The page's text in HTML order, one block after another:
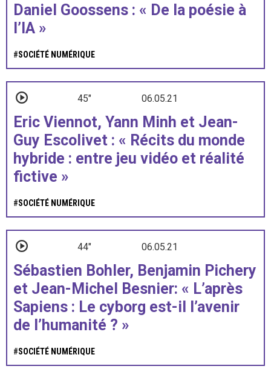
Daniel Goossens : « De la poésie à
l’IA »
#SOCIÉTÉ NUMÉRIQUE
45" 06.05.21
Eric Viennot, Yann Minh et Jean-
Guy Escolivet : « Récits du monde
hybride : entre jeu vidéo et réalité
fictive »
#SOCIÉTÉ NUMÉRIQUE
44" 06.05.21
Sébastien Bohler, Benjamin Pichery
et Jean-Michel Besnier: « L’après
Sapiens : Le cyborg est-il l’avenir
de l’humanité ? »
#SOCIÉTÉ NUMÉRIQUE